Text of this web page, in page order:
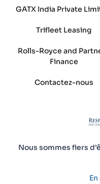
GATX India Private
Trifleet Leasing
Rolls-Royce and
Finance
Contactez-nous
Nous sommes fiers